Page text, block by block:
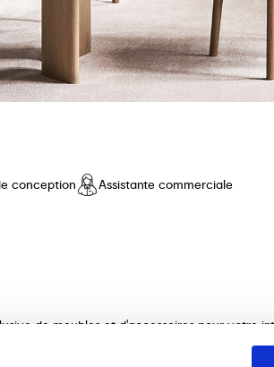
conception Assistante commerciale
de meubles et d'accessoires pour votre
Découvrez nos collections de tables,